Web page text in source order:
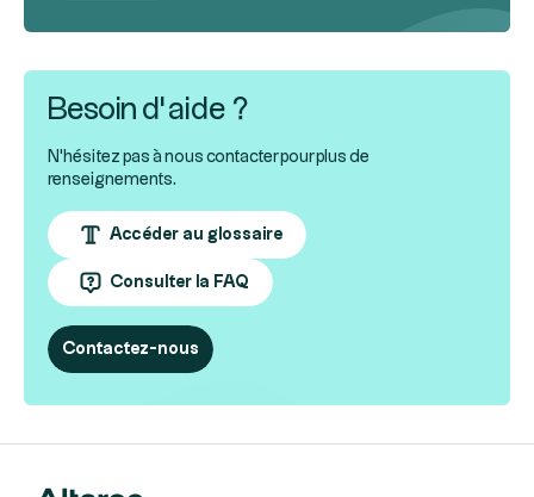
Besoin d’aide ?
N'hésitez pas à nous contacter pour plus de
renseignements.
Accéder au glossaire
Consulter la FAQ
Contactez-nous